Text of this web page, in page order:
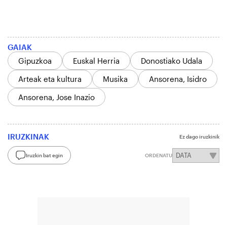
GAIAK
Gipuzkoa
Euskal Herria
Donostiako Udala
Arteak eta kultura
Musika
Ansorena, Isidro
Ansorena, Jose Inazio
IRUZKINAK Ez dago iruzkinik
Iruzkin bat egin ORDENATU